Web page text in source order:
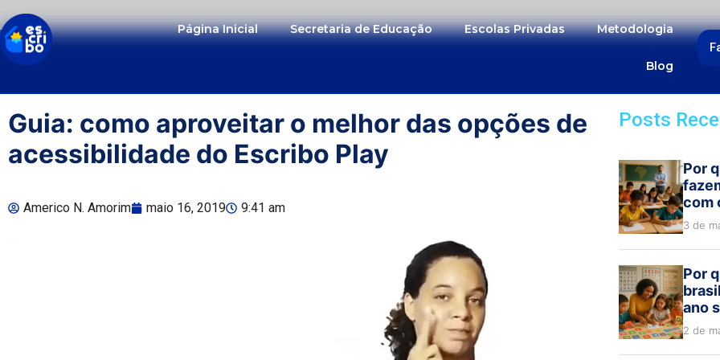
Página Inicial Secretaria de Educação Escolas Privadas Metodologia
Blog
Guia: como aproveitar o melhor das opções de
acessibilidade do Escribo Play
Americo N. Amorim maio 16, 2019 9:41 am
Posts
Por
com
3 de
Por
ano
2 de